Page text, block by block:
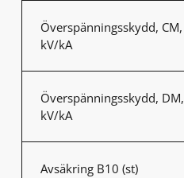
Överspänningsskydd, CM,
kV/kA
Överspänningsskydd, DM,
kV/kA
Avsäkring B10 (st)